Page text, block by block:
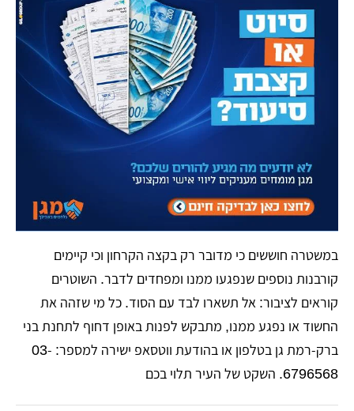
במשטרה חוששים כי מדובר רק בקצה הקרחון וכי קיימים
קורבנות נוספים שנפגעו ממנו ומפחדים לדבר. השוטרים
קוראים לציבור: אל תשארו לבד עם הסוד. כל מי שזהה את
החשוד או נפגע ממנו, מתבקש לפנות באופן דחוף לתחנת בני
ברק-רמת גן בטלפון או בהודעת ווטסאפ ישירה למספר: 03-
6796568. השקט של העיר תלוי בכם